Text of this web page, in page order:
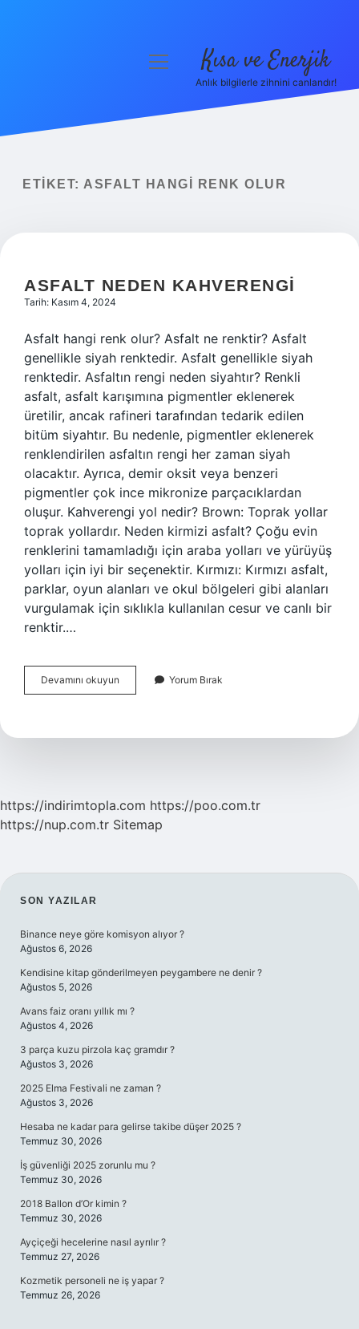
Yasal Uyarı
menüyü
Kısa ve Enerjik
Anlık bilgilerle zihnini canlandır!
ETIKET: ASFALT HANGI RENK OLUR
ASFALT NEDEN KAHVERENGI
Tarih: Kasım 4, 2024
Asfalt hangi renk olur? Asfalt ne renktir? Asfalt
genellikle siyah renktedir. Asfalt genellikle siyah
renktedir. Asfaltın rengi neden siyahtır? Renkli
asfalt, asfalt karışımına pigmentler eklenerek
üretilir, ancak rafineri tarafından tedarik edilen
bitüm siyahtır. Bu nedenle, pigmentler eklenerek
renklendirilen asfaltın rengi her zaman siyah
olacaktır. Ayrıca, demir oksit veya benzeri
pigmentler çok ince mikronize parçacıklardan
oluşur. Kahverengi yol nedir? Brown: Toprak yollar
toprak yollardır. Neden kirmizi asfalt? Çoğu evin
renklerini tamamladığı için araba yolları ve yürüyüş
yolları için iyi bir seçenektir. Kırmızı: Kırmızı asfalt,
parklar, oyun alanları ve okul bölgeleri gibi alanları
vurgulamak için sıklıkla kullanılan cesur ve canlı bir
renktir.…
Devamını okuyun
Neden
Yorum Bırak
https://indirimtopla.com https://poo.com.tr
https://nup.com.tr Sitemap
SIDEBAR
SON YAZILAR
Binance neye göre komisyon alıyor ?
Ağustos 6, 2026
Kendisine kitap gönderilmeyen peygambere ne denir ?
Ağustos 5, 2026
Avans faiz oranı yıllık mı ?
Ağustos 4, 2026
3 parça kuzu pirzola kaç gramdır ?
Ağustos 3, 2026
2025 Elma Festivali ne zaman ?
Ağustos 3, 2026
Hesaba ne kadar para gelirse takibe düşer 2025 ?
Temmuz 30, 2026
İş güvenliği 2025 zorunlu mu ?
Temmuz 30, 2026
2018 Ballon d’Or kimin ?
Temmuz 30, 2026
Ayçiçeği hecelerine nasıl ayrılır ?
Temmuz 27, 2026
Kozmetik personeli ne iş yapar ?
Temmuz 26, 2026